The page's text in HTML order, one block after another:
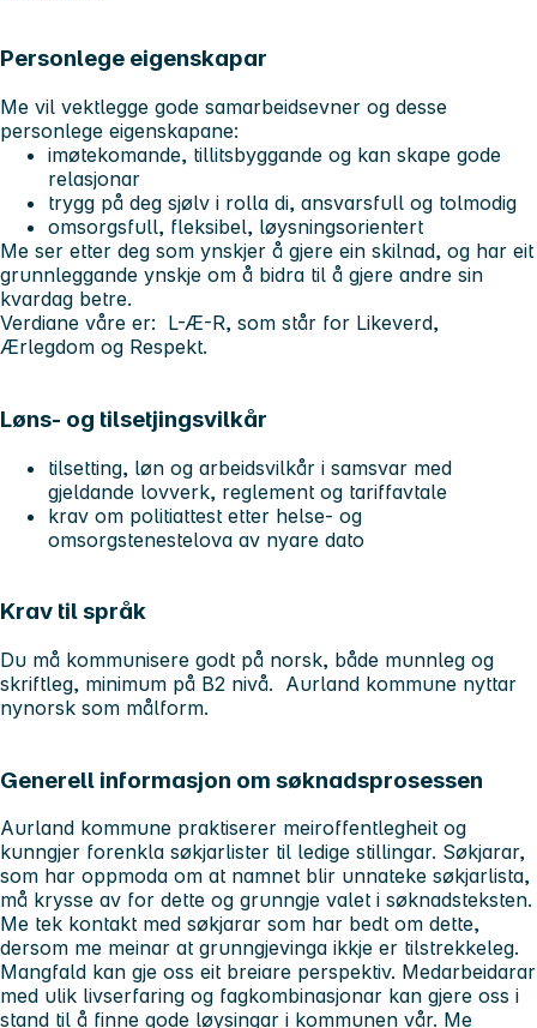
Personlege eigenskapar
Me vil vektlegge gode samarbeidsevner og desse
personlege eigenskapane:
imøtekomande, tillitsbyggande og kan skape gode
relasjonar
trygg på deg sjølv i rolla di, ansvarsfull og tolmodig
omsorgsfull, fleksibel, løysningsorientert
Me ser etter deg som ynskjer å gjere ein skilnad, og har eit
grunnleggande ynskje om å bidra til å gjere andre sin
kvardag betre.
Verdiane våre er: L-Æ-R, som står for Likeverd,
Ærlegdom og Respekt.
Løns- og tilsetjingsvilkår
tilsetting, løn og arbeidsvilkår i samsvar med
gjeldande lovverk, reglement og tariffavtale
krav om politiattest etter helse- og
omsorgstenestelova av nyare dato
Krav til språk
Du må kommunisere godt på norsk, både munnleg og
skriftleg, minimum på B2 nivå. Aurland kommune nyttar
nynorsk som målform.
Generell informasjon om søknadsprosessen
Aurland kommune praktiserer meiroffentlegheit og
kunngjer forenkla søkjarlister til ledige stillingar. Søkjarar,
som har oppmoda om at namnet blir unnateke søkjarlista,
må krysse av for dette og grunngje valet i søknadsteksten.
Me tek kontakt med søkjarar som har bedt om dette,
dersom me meinar at grunngjevinga ikkje er tilstrekkeleg.
Mangfald kan gje oss eit breiare perspektiv. Medarbeidarar
med ulik livserfaring og fagkombinasjonar kan gjere oss i
stand til å finne gode løysingar i kommunen vår. Me